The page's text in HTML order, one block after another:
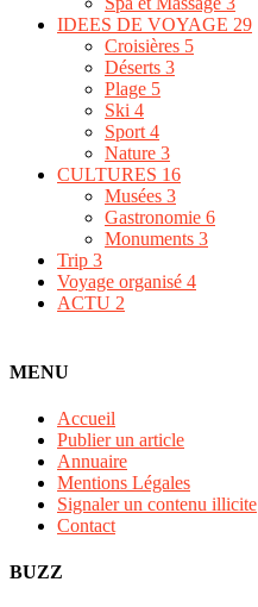
IDEES DE VOYAGE 29
Croisières 5
Déserts 3
Plage 5
Ski 4
Sport 4
Nature 3
CULTURES 16
Musées 3
Gastronomie 6
Monuments 3
Trip 3
Voyage organisé 4
ACTU 2
MENU
Accueil
Publier un article
Annuaire
Mentions Légales
Signaler un contenu illicite
Contact
BUZZ